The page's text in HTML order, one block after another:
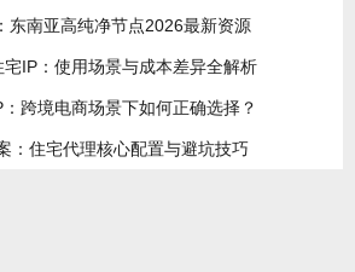
东南亚高纯净节点2026最新资源
IP：使用场景与成本差异全解析
跨境电商场景下如何正确选择？
：住宅代理核心配置与避坑技巧